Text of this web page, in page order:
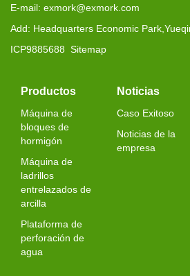
E-mail: exmork@exmork.com
Add: Headquarters Economic
ICP9885688 Sitemap
Productos
Máquina de
bloques de
hormigón
Máquina de
ladrillos
entrelazados de
arcilla
Plataforma de
perforación de
agua
Noticias
Caso Exitoso
Noticias de la
empresa